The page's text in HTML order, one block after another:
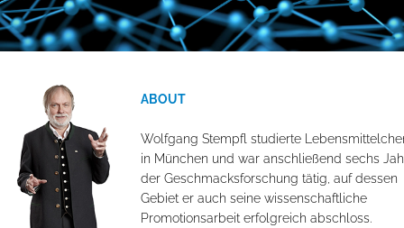
ABOUT
Wolfgang Stempfl studierte
in München und war anschließend sechs
der Geschmacksforschung tätig, auf dessen
Gebiet er auch seine wissenschaftliche
Promotionsarbeit erfolgreich abschloss.